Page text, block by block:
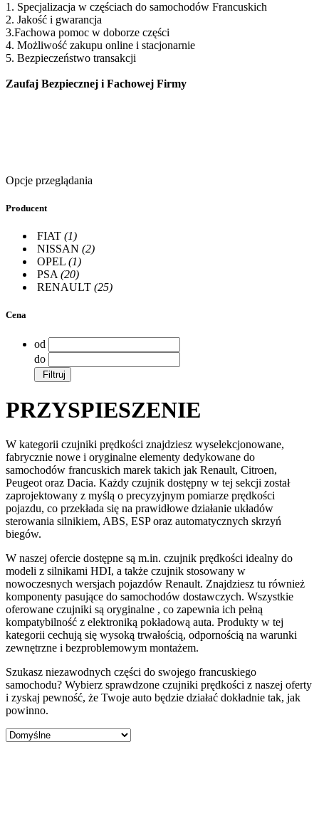
1. Specjalizacja w częściach do samochodów Francuskich
2. Jakość i gwarancja
3.Fachowa pomoc w doborze części
4. Możliwość zakupu online i stacjonarnie
5. Bezpieczeństwo transakcji
Zaufaj Bezpiecznej i Fachowej Firmy
Opcje przeglądania
Producent
FIAT (1)
NISSAN (2)
OPEL (1)
PSA (20)
RENAULT (25)
Cena
od
do
Filtruj
PRZYSPIESZENIE
W kategorii czujniki prędkości znajdziesz wyselekcjonowane,
fabrycznie nowe i oryginalne elementy dedykowane do
samochodów francuskich marek takich jak Renault, Citroen,
Peugeot oraz Dacia. Każdy czujnik dostępny w tej sekcji został
zaprojektowany z myślą o precyzyjnym pomiarze prędkości
pojazdu, co przekłada się na prawidłowe działanie układów
sterowania silnikiem, ABS, ESP oraz automatycznych skrzyń
biegów.
W naszej ofercie dostępne są m.in. czujnik prędkości idealny do
modeli z silnikami HDI, a także czujnik stosowany w
nowoczesnych wersjach pojazdów Renault. Znajdziesz tu również
komponenty pasujące do samochodów dostawczych. Wszystkie
oferowane czujniki są oryginalne , co zapewnia ich pełną
kompatybilność z elektroniką pokładową auta. Produkty w tej
kategorii cechują się wysoką trwałością, odpornością na warunki
zewnętrzne i bezproblemowym montażem.
Szukasz niezawodnych części do swojego francuskiego
samochodu? Wybierz sprawdzone czujniki prędkości z naszej oferty
i zyskaj pewność, że Twoje auto będzie działać dokładnie tak, jak
powinno.